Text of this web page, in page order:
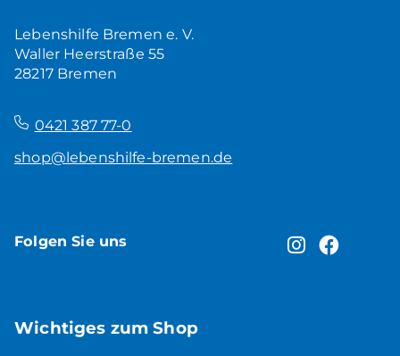
Lebenshilfe Bremen e. V.
Waller Heerstraße 55
28217 Bremen
0421 387 77-0
shop@lebenshilfe-bremen.de
Folgen Sie uns
Wichtiges zum Shop